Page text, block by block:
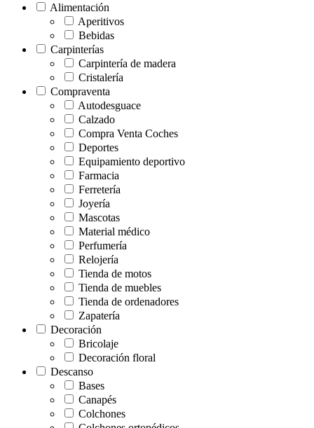
Alimentación
Aperitivos
Bebidas
Carpinterías
Carpintería de madera
Cristalería
Compraventa
Autodesguace
Calzado
Compra Venta Coches
Deportes
Equipamiento deportivo
Farmacia
Ferretería
Joyería
Mascotas
Material médico
Perfumería
Relojería
Tienda de motos
Tienda de muebles
Tienda de ordenadores
Zapatería
Decoración
Bricolaje
Decoración floral
Descanso
Bases
Canapés
Colchones